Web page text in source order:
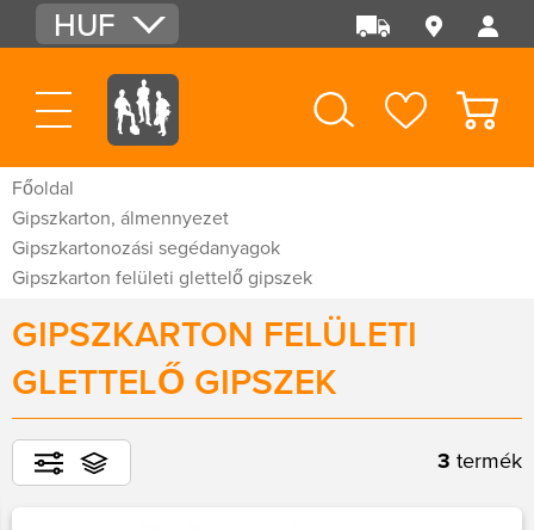
HUF
EUR
USD
Főoldal
Gipszkarton, álmennyezet
Gipszkartonozási segédanyagok
Gipszkarton felületi glettelő gipszek
GIPSZKARTON FELÜLETI
GLETTELŐ GIPSZEK
3 termék